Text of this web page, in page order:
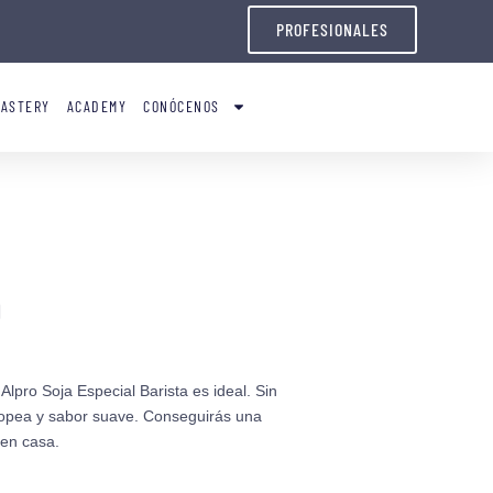
PROFESIONALES
ACADEMY CONÓCENOS
Soja Especial Barista es ideal. Sin
y sabor suave. Conseguirás una
casa.